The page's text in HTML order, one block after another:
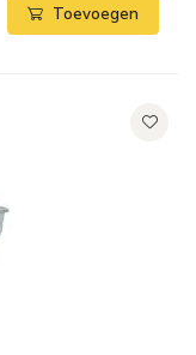
Toevoegen